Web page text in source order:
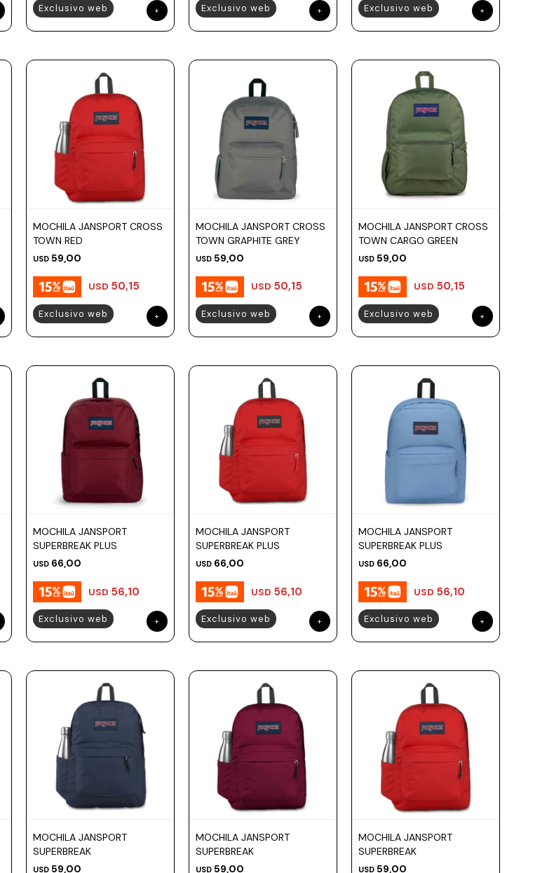
Exclusivo web Exclusivo web Exclusivo web
MOCHILA JANSPORT CROSS
TOWN RED
USD 59,00
USD 50,15
Exclusivo web
MOCHILA JANSPORT CROSS
TOWN GRAPHITE GREY
USD 59,00
USD 50,15
Exclusivo web
MOCHILA JANSPORT CROSS
TOWN CARGO GREEN
USD 59,00
USD 50,15
Exclusivo web
MOCHILA JANSPORT
SUPERBREAK PLUS
USD 66,00
USD 56,10
Exclusivo web
MOCHILA JANSPORT
SUPERBREAK PLUS
USD 66,00
USD 56,10
Exclusivo web
MOCHILA JANSPORT
SUPERBREAK PLUS
USD 66,00
USD 56,10
Exclusivo web
MOCHILA JANSPORT
SUPERBREAK
USD 59,00
MOCHILA JANSPORT
SUPERBREAK
USD 59,00
MOCHILA JANSPORT
SUPERBREAK
USD 59,00